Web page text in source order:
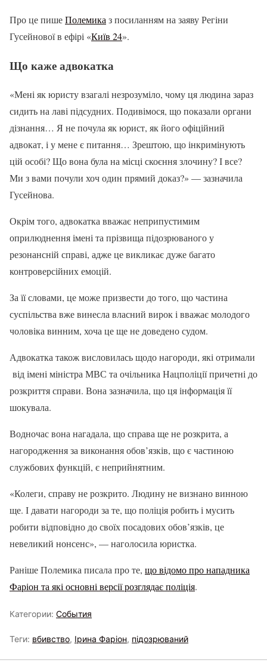
Про це пишеПолемика з посиланням на заяву Регіни
Гусейнової в ефірі «Київ 24».
Що каже адвокатка
«Мені як юристу взагалі незрозуміло, чому ця людина зараз
сидить на лаві підсудних. Подивімося, що показали органи
дізнання… Я не почула як юрист, як його офіційний
адвокат, і у мене є питання… Зрештою, що інкримінують
цій особі? Що вона була на місці скоєння злочину? І все?
Ми з вами почули хоч один прямий доказ?» — зазначила
Гусейнова.
Окрім того, адвокатка вважає неприпустимим
оприлюднення імені та прізвища підозрюваного у
резонансній справі, адже це викликає дуже багато
контроверсійних емоцій.
За її словами, це може призвести до того, що частина
суспільства вже винесла власний вирок і вважає молодого
чоловіка винним, хоча це ще не доведено судом.
Адвокатка також висловилась щодо нагороди, які отримали
від імені міністра МВС та очільника Нацполіції причетні до
розкриття справи. Вона зазначила, що ця інформація її
шокувала.
Водночас вона нагадала, що справа ще не розкрита, а
нагородження за виконання обов’язків, що є частиною
службових функцій, є неприйнятним.
«Колеги, справу не розкрито. Людину не визнано винною
ще. І давати нагороди за те, що поліція робить і мусить
робити відповідно до своїх посадових обов’язків, це
невеликий нонсенс», — наголосила юристка.
Раніше Полемика писала про те, що відомо про нападника
Фаріон та які основні версії розглядає поліція.
Категории: События
Теги: вбивство, Ірина Фаріон, підозрюваний